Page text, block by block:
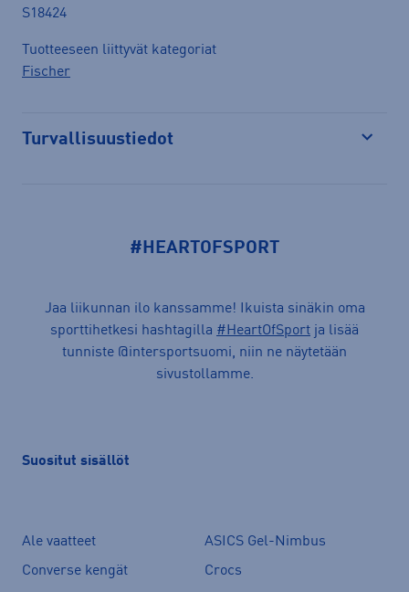
S18424
Tuotteeseen liittyvät kategoriat
Fischer
Turvallisuustiedot
#HEARTOFSPORT
Jaa liikunnan ilo kanssamme! Ikuista sinäkin oma
sporttihetkesi hashtagilla #HeartOfSport ja lisää
tunniste @intersportsuomi, niin ne näytetään
sivustollamme.
Suositut sisällöt
Ale vaatteet
ASICS Gel-Nimbus
Converse kengät
Crocs